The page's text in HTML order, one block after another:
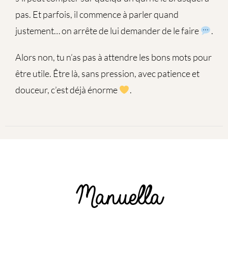
pas. Et parfois, il commence à parler quand
justement… on arrête de lui demander de le faire
.
Alors non, tu n’as pas à attendre les bons mots pour
être utile. Être là, sans pression, avec patience et
douceur, c’est déjà énorme
.
Manuella